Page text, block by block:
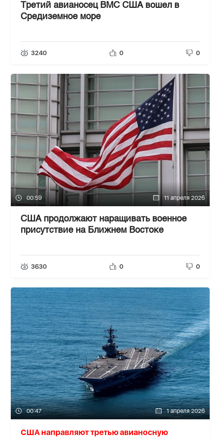
Третий авианосец ВМС США вошел в
Средиземное море
3240 0 0
00:59 11 апреля 2026
США продолжают наращивать военное
присутствие на Ближнем Востоке
3630 0 0
00:47 1 апреля 2026
США направляют третью авианосную